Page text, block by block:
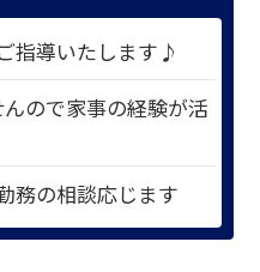
指導いたします♪
ので家事の経験が活
務の相談応じます